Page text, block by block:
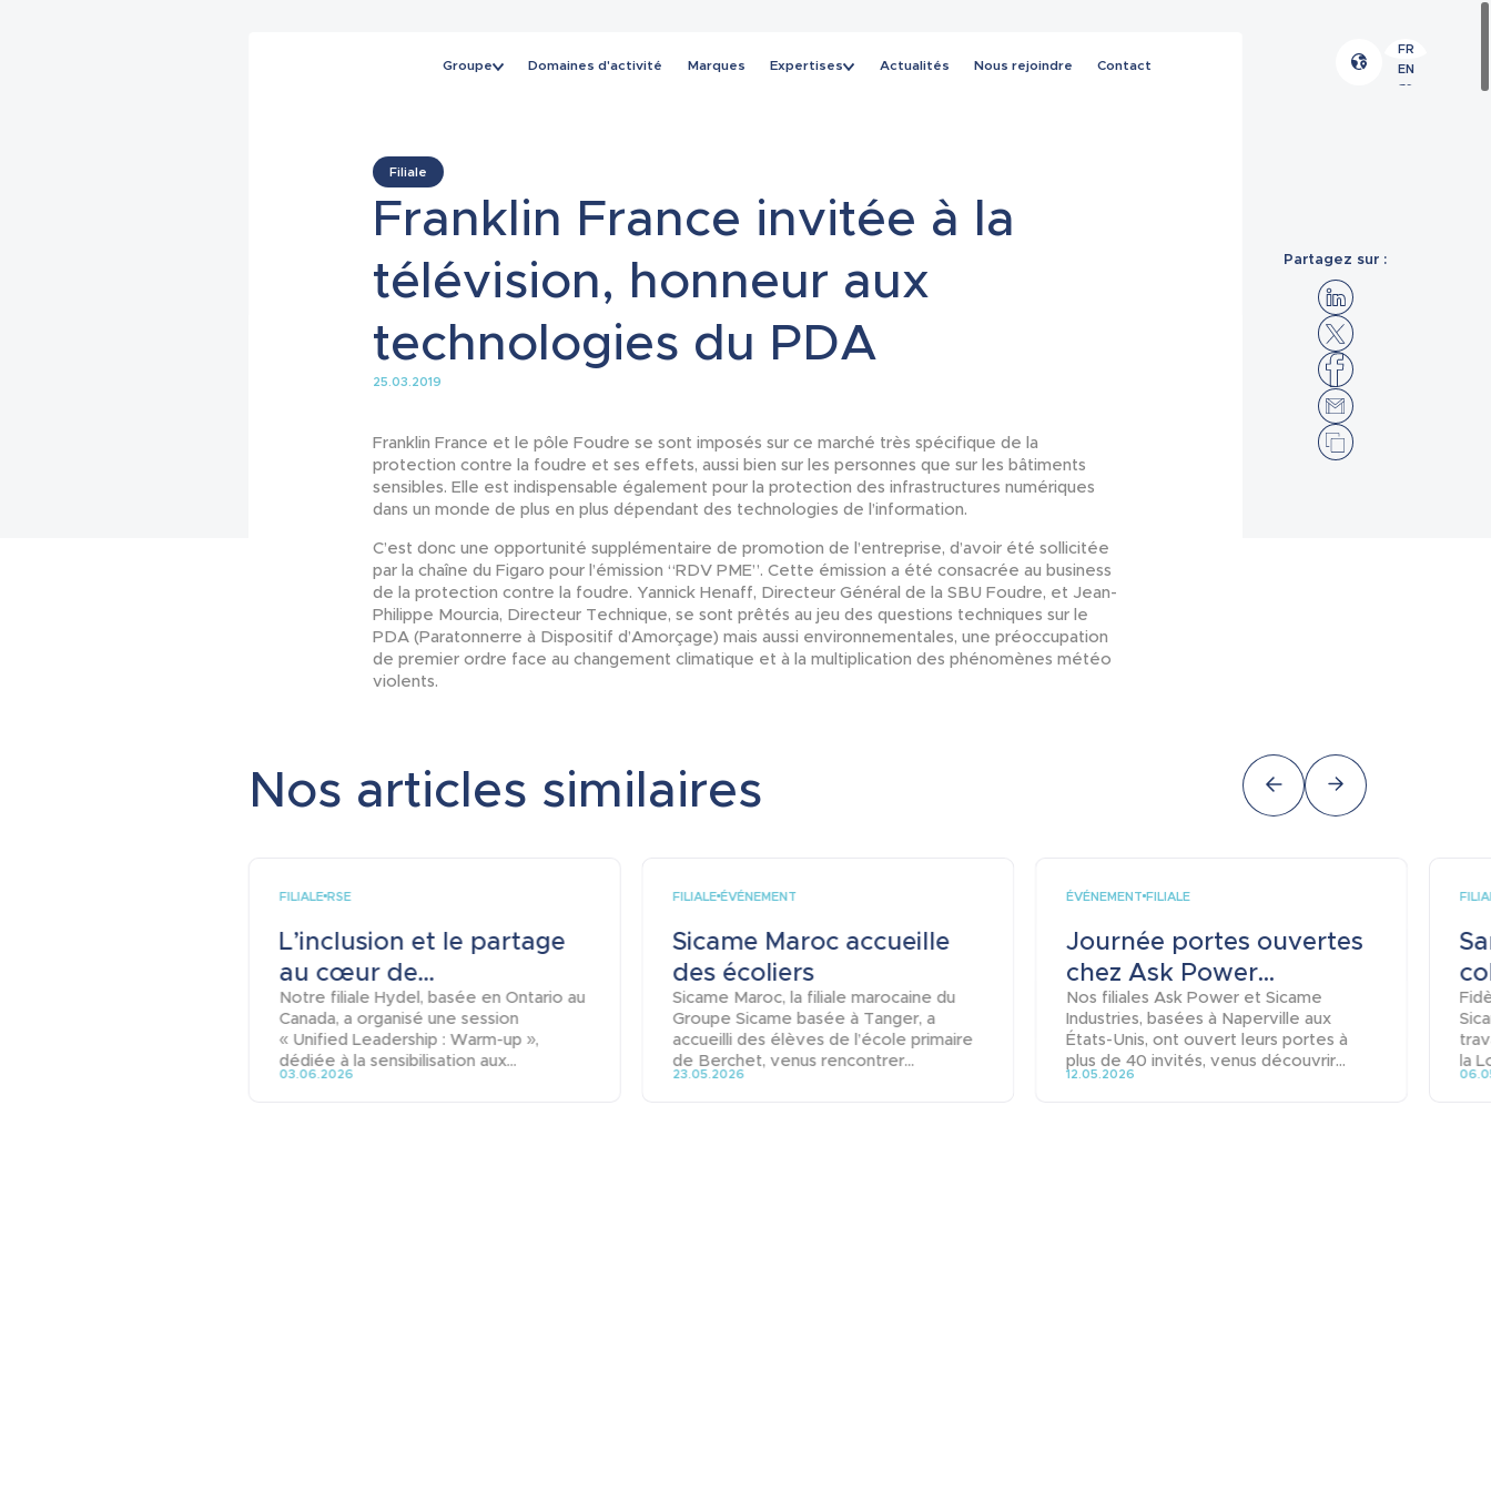
Groupe Domaines d'activité Marques Expertises Actualités Nous rejoindre Contact
EN
ES
FR
Actualités
Filiale
Franklin France invitée à la
télévision, honneur aux
technologies du PDA
25.03.2019
Partagez sur :
Franklin France et le pôle Foudre se sont imposés sur ce marché très spécifique de la
protection contre la foudre et ses effets, aussi bien sur les personnes que sur les bâtiments
sensibles. Elle est indispensable également pour la protection des infrastructures numériques
dans un monde de plus en plus dépendant des technologies de l’information.
C’est donc une opportunité supplémentaire de promotion de l’entreprise, d’avoir été sollicitée
par la chaîne du Figaro pour l’émission “RDV PME”. Cette émission a été consacrée au business
de la protection contre la foudre. Yannick Henaff, Directeur Général de la SBU Foudre, et Jean-
Philippe Mourcia, Directeur Technique, se sont prêtés au jeu des questions techniques sur le
PDA (Paratonnerre à Dispositif d’Amorçage) mais aussi environnementales, une préoccupation
de premier ordre face au changement climatique et à la multiplication des phénomènes météo
violents.
Nos articles similaires
FILIALE RSE
L’inclusion et le partage
au cœur de...
Notre filiale Hydel, basée en Ontario au
Canada, a organisé une session
« Unified Leadership : Warm-up »,
dédiée à la sensibilisation aux...
03.06.2026
FILIALE ÉVÉNEMENT
Sicame Maroc accueille
des écoliers
Sicame Maroc, la filiale marocaine du
Groupe Sicame basée à Tanger, a
accueilli des élèves de l’école primaire
de Berchet, venus rencontrer...
23.05.2026
ÉVÉNEMENT FILIALE
Journée portes ouvertes
chez Ask Power...
Nos filiales Ask Power et Sicame
Industries, basées à Naperville aux
États-Unis, ont ouvert leurs portes à
plus de 40 invités, venus découvrir...
12.05.2026
la